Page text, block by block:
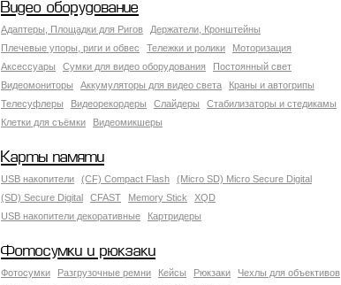
Видео оборудование
Адаптеры, Площадки для Ригов
Держатели, Кронштейны
Плечевые упоры, риги и обвес
Тележки и ролики
Моторизация
Аксессуары
Сумки для видео оборудования
Постоянный свет
Видеомониторы
Аккумуляторы для видео света
Краны и автогрипы
Телесуфлеры
Видеорекордеры Слайдеры
Стабилизаторы и стедикамы
Клетки для съёмки
Видеомикшеры
Карты памяти
USB накопители (CF) Compact Flash
(Micro SD) Micro Secure Digital
(SD) Secure Digital
CFAST Memory Stick
XQD
USB накопители декоративные
Картридеры
Фотосумки и рюкзаки
Фотосумки Разгрузочные ремни Кейсы Рюкзаки
Чехлы для объективов